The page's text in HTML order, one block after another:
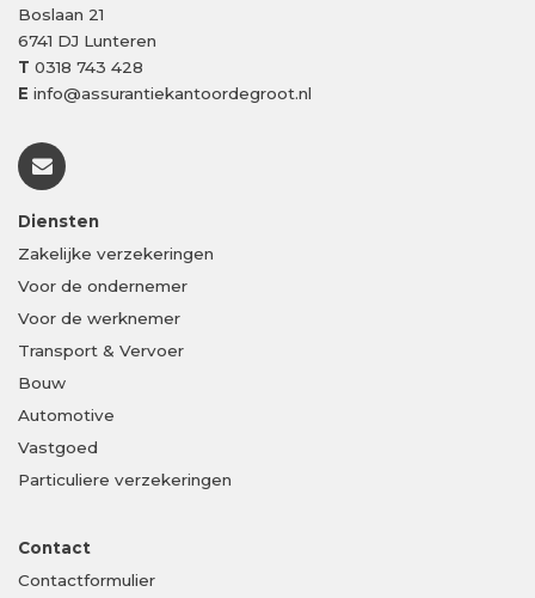
Boslaan 21
6741 DJ Lunteren
T 0318 743 428
E info@assurantiekantoordegroot.nl
Diensten
Zakelijke verzekeringen
Voor de ondernemer
Voor de werknemer
Transport & Vervoer
Bouw
Automotive
Vastgoed
Particuliere verzekeringen
Contact
Contactformulier